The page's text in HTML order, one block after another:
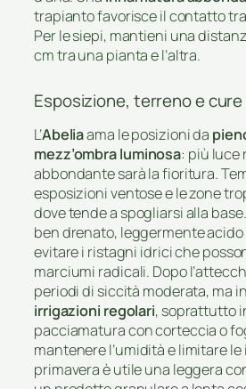
trapianto favorisce il contatto
Per le siepi, mantieni una
cm tra una pianta e l’altra.
Esposizione, terreno e
L’Abeliaama le posizioni da
mezz’ombra luminosa: più luce
abbondante sarà la fioritura.
esposizioni ventose e le zone
dove tende a spogliarsi alla
ben drenato, leggermente
evitare i ristagni idrici che
marciumi radicali. Dopo
periodi di siccità moderata, ma
irrigazioni regolari, soprattutto
pacciamatura con corteccia o
mantenere l’umidità e limitare
primavera è utile una leggera